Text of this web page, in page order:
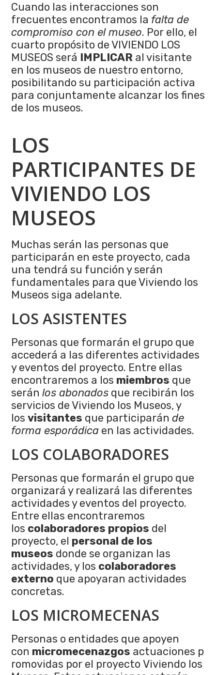
Cuando las interacciones son
frecuentes encontramos la falta de
compromiso con el museo. Por ello, el
cuarto propósito de VIVIENDO LOS
MUSEOS será IMPLICAR al visitante
en los museos de nuestro entorno,
posibilitando su participación activa
para conjuntamente alcanzar los fines
de los museos.
LOS
PARTICIPANTES DE
VIVIENDO LOS
MUSEOS
Muchas serán las personas que
participarán en este proyecto, cada
una tendrá su función y serán
fundamentales para que Viviendo los
Museos siga adelante.
LOS ASISTENTES
Personas que formarán el grupo que
accederá a las diferentes actividades
y eventos del proyecto. Entre ellas
encontraremos a los miembros que
seránlos abonados que recibirán los
servicios de Viviendo los Museos, y
losvisitantes que participaránde
forma esporádica en las actividades.
LOS COLABORADORES
Personas que formarán el grupo que
organizará y realizará las diferentes
actividades y eventos del proyecto.
Entre ellas encontraremos
los colaboradores propios del
proyecto, el personal de los
museos donde se organizan las
actividades, y los colaboradores
externo que apoyaran actividades
concretas.
LOS MICROMECENAS
Personas o entidades que apoyen
con micromecenazgos actuaciones p
romovidas por el proyecto Viviendo los